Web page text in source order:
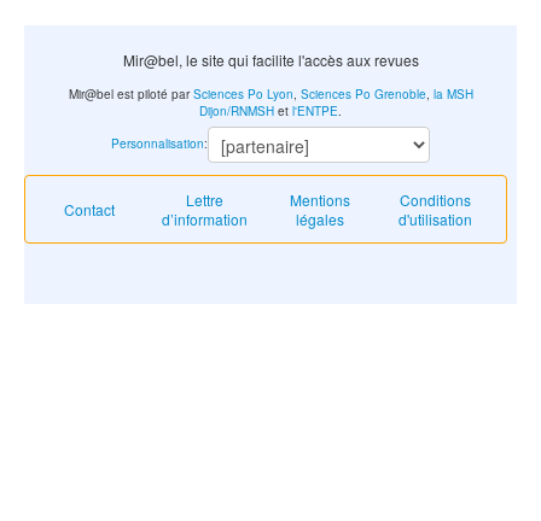
Mir@bel, le site qui facilite l'accès aux revues
Contact
Lettre
d’information
Mentions
légales
Conditions
d'utilisation
Mir@bel est piloté parSciences Po Lyon, Sciences Po Grenoble, la MSH
Dijon/RNMSH et l'ENTPE.
Personnalisation: